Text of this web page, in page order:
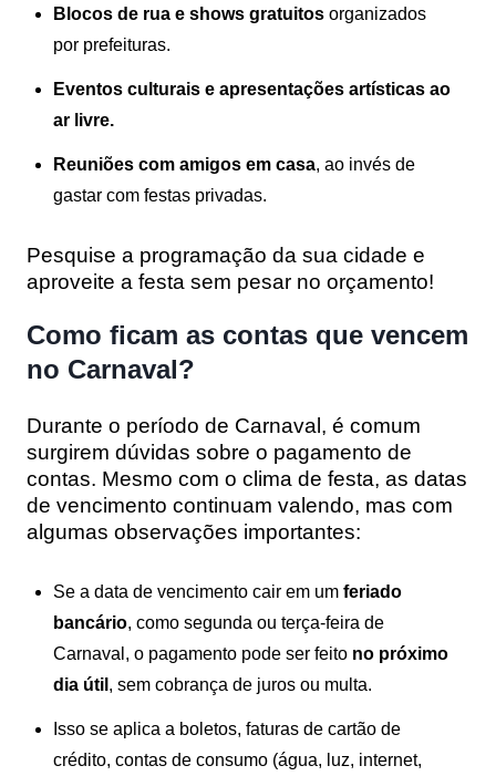
Blocos de rua e shows gratuitos organizados
por prefeituras.
Eventos culturais e apresentações artísticas ao
ar livre.
Reuniões com amigos em casa, ao invés de
gastar com festas privadas.
Pesquise a programação da sua cidade e
aproveite a festa sem pesar no orçamento!
Como ficam as contas que vencem
no Carnaval?
Durante o período de Carnaval, é comum
surgirem dúvidas sobre o pagamento de
contas. Mesmo com o clima de festa, as datas
de vencimento continuam valendo, mas com
algumas observações importantes:
Se a data de vencimento cair em um feriado
bancário, como segunda ou terça-feira de
Carnaval, o pagamento pode ser feito no próximo
dia útil , sem cobrança de juros ou multa.
Isso se aplica a boletos, faturas de cartão de
crédito, contas de consumo (água, luz, internet,